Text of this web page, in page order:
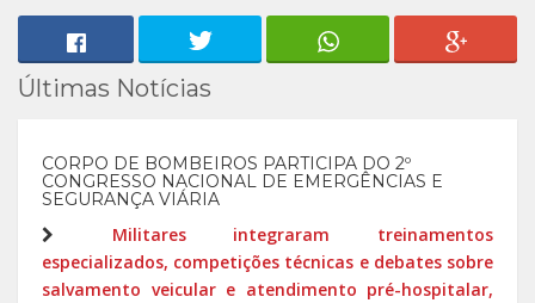
Últimas Notícias
CORPO DE BOMBEIROS PARTICIPA DO 2º
CONGRESSO NACIONAL DE EMERGÊNCIAS E
SEGURANÇA VIÁRIA
Militares integraram treinamentos
especializados, competições técnicas e debates sobre
salvamento veicular e atendimento pré-hospitalar,